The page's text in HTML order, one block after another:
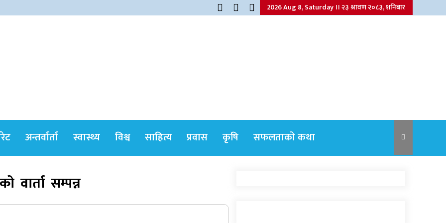
2026 Aug 8, Saturday ।। २३ श्रावण २०८३, शनिबार
अन्तर्वार्ता स्वास्थ्य विश्व साहित्य प्रवास कृषि सफलताको कथा
सर्वोच्चले खारेज गर्‍यो दानबहादुर बुढाको रिट,
वार्ता सम्पन्न